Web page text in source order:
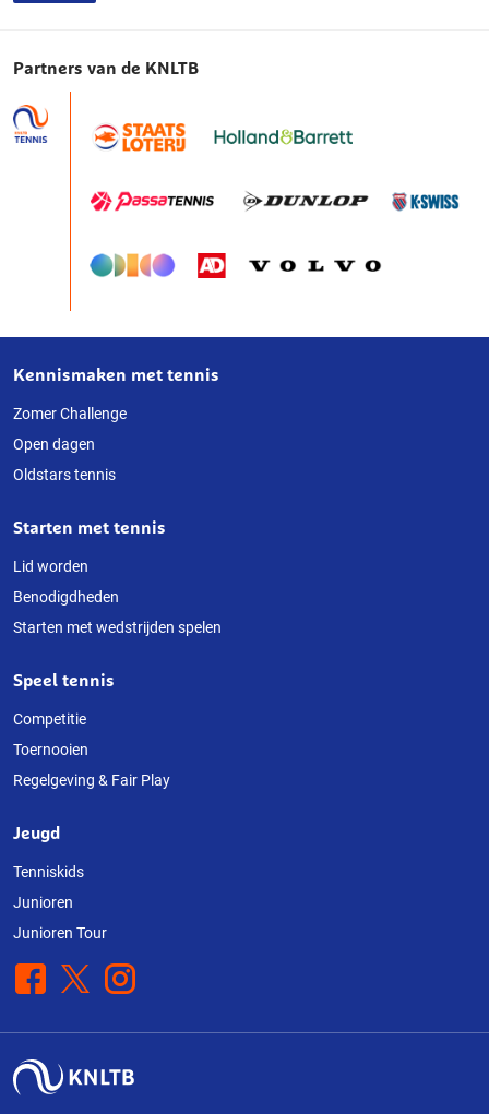
Partners van de KNLTB
Over
deze
website
Kennismaken met tennis
Zomer Challenge
Open dagen
Oldstars tennis
Starten met tennis
Lid worden
Benodigdheden
Starten met wedstrijden spelen
Speel tennis
Competitie
Toernooien
Regelgeving & Fair Play
Jeugd
Tenniskids
Junioren
Junioren Tour
Facebook
X Instagram